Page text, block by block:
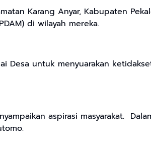
Karang Anyar, Kabupaten
di wilayah mereka.
Desa untuk menyuarakan
aspirasi masyarakat.